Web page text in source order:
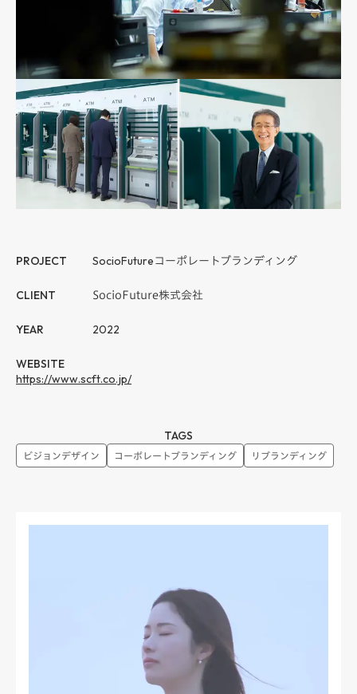
PROJECT SocioFuture コーポレートブランディング
CLIENT SocioFuture株式会社
YEAR 2022
WEBSITE
https://www.scft.co.jp/
TAGS
ビジョンデザイン コーポレートブランディング リブランディング